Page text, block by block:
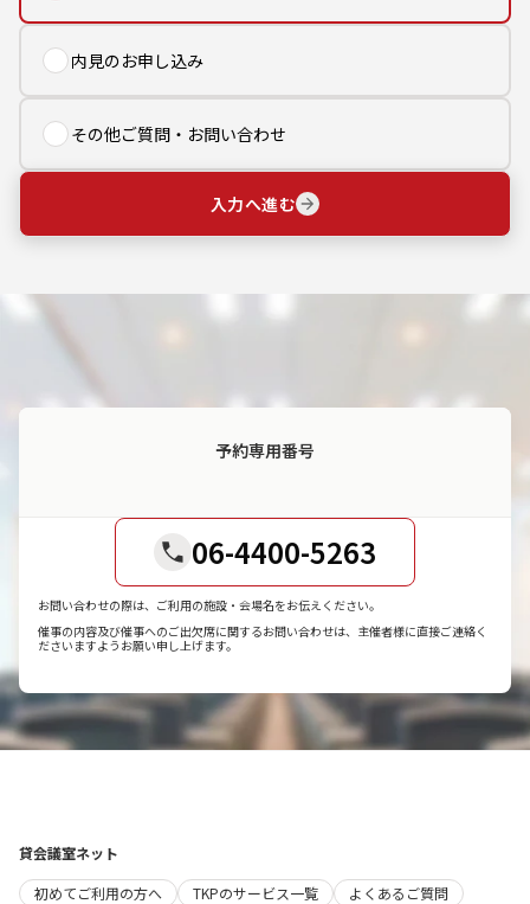
内見のお申し込み
その他ご質問・お問い合わせ
入力へ進む
予約専用番号
06-4400-5263
お問い合わせの際は、ご利用の施設・会場名をお伝えください。
催事の内容及び催事へのご出欠席に関するお問い合わせは、主催者様に直接ご連絡く
ださいますようお願い申し上げます。
貸会議室ネット
初めてご利用の方へ
TKPのサービス一覧
よくあるご質問